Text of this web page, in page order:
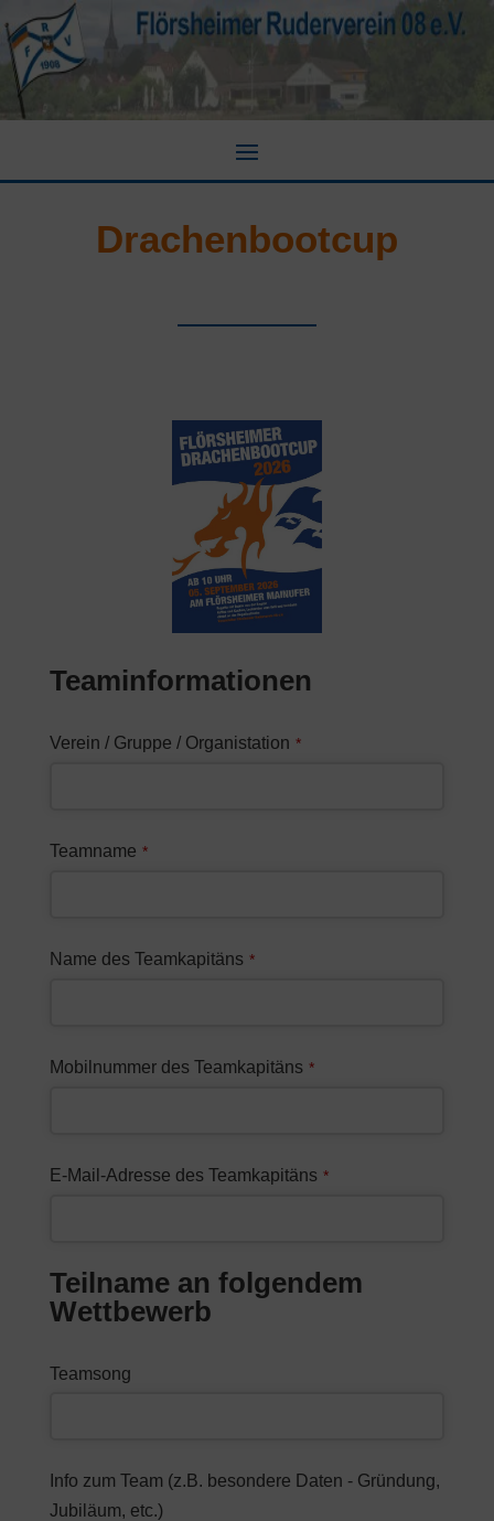
Drachenbootcup
Teaminformationen
Verein / Gruppe / Organistation *
Teamname *
Name des Teamkapitäns *
Mobilnummer des Teamkapitäns *
E-Mail-Adresse des Teamkapitäns *
Teilname an folgendem
Wettbewerb
Teamsong
Info zum Team (z.B. besondere Daten - Gründung,
Jubiläum, etc.)